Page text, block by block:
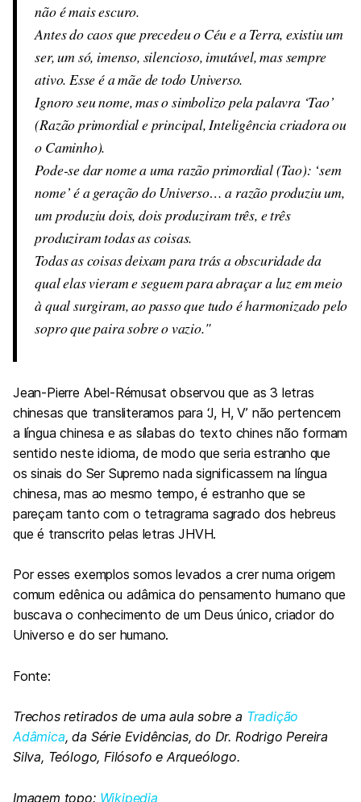
não é mais escuro.
Antes do caos que precedeu o Céu e a Terra, existiu um
ser, um só, imenso, silencioso, imutável, mas sempre
ativo. Esse é a mãe de todo Universo.
Ignoro seu nome, mas o simbolizo pela palavra ‘Tao’
(Razão primordial e principal, Inteligência criadora ou
o Caminho).
Pode-se dar nome a uma razão primordial (Tao): ‘sem
nome’ é a geração do Universo… a razão produziu um,
um produziu dois, dois produziram três, e três
produziram todas as coisas.
Todas as coisas deixam para trás a obscuridade da
qual elas vieram e seguem para abraçar a luz em meio
à qual surgiram, ao passo que tudo é harmonizado pelo
sopro que paira sobre o vazio.
Jean-Pierre Abel-Rémusat observou que as 3 letras
chinesas que transliteramos para ‘J, H, V’ não pertencem
a língua chinesa e as sílabas do texto chines não formam
sentido neste idioma, de modo que seria estranho que
os sinais do Ser Supremo nada significassem na língua
chinesa, mas ao mesmo tempo, é estranho que se
pareçam tanto com o tetragrama sagrado dos hebreus
que é transcrito pelas letras JHVH.
Por esses exemplos somos levados a crer numa origem
comum edênica ou adâmica do pensamento humano que
buscava o conhecimento de um Deus único, criador do
Universo e do ser humano.
Fonte:
Trechos retirados de uma aula sobre a Tradição
Adâmica, da Série Evidências, do Dr. Rodrigo Pereira
Silva, Teólogo, Filósofo e Arqueólogo.
Imagem topo: Wikipedia